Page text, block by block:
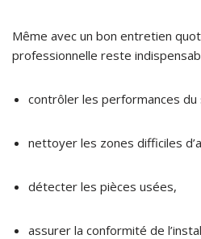
Même avec un bon entretien
professionnelle reste
contrôler les performances du
nettoyer les zones difficiles
détecter les pièces usées,
assurer la conformité de